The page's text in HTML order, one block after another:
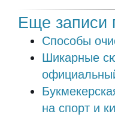
Еще записи
Способы
Шикарные
на спорт и